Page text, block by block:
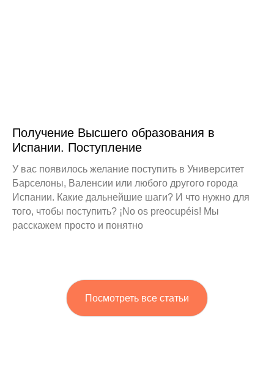
Получение Высшего образования в
Испании. Поступление
У вас появилось желание поступить в Университет
Барселоны, Валенсии или любого другого города
Испании. Какие дальнейшие шаги? И что нужно для
того, чтобы поступить? ¡No os preocupéis! Мы
расскажем просто и понятно
Посмотреть все статьи